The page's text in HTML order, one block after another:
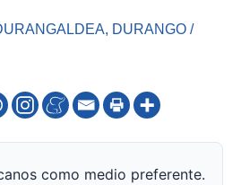
, DURANGO /
como medio preferente.